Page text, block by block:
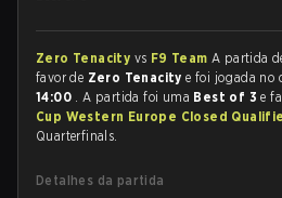
Zero Tenacity vs F9 TeamA partida
favor de Zero Tenacitye foi jogada no
14:00 . A partida foi uma Best of 3e
Cup Western Europe Closed
Quarterfinals.
Detalhes da partida